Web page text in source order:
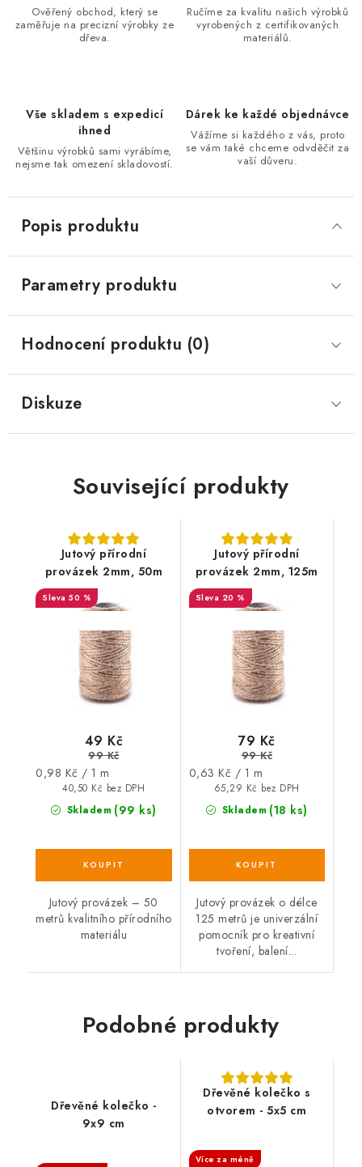
Ověřený obchod, který se
zaměřuje na precizní výrobky ze
dřeva.
Ručíme za kvalitu našich výrobků
vyrobených z certifikovaných
materiálů.
Vše skladem s expedicí
ihned
Většinu výrobků sami vyrábíme,
nejsme tak omezení skladovostí.
Dárek ke každé objednávce
Vážíme si každého z vás, proto
se vám také chceme odvděčit za
vaší důveru.
Popis produktu
Parametry produktu
Hodnocení produktu (0)
Diskuze
Související produkty
Jutový přírodní
provázek 2mm, 50m
50 %
Skladem (99 ks)
40,50 Kč bez DPH
49 Kč
99 Kč
Měrná
0,98 Kč / 1 m
Jutový provázek – 50
metrů kvalitního přírodního
materiálu
Jutový přírodní
provázek 2mm, 125m
20 %
Skladem (18 ks)
65,29 Kč bez DPH
79 Kč
99 Kč
Měrná
0,63 Kč / 1 m
Jutový provázek o délce
125 metrů je univerzální
pomocník pro kreativní
tvoření, balení...
Podobné produkty
Dřevěné kolečko -
9x9 cm
Dřevěné kolečko s
otvorem - 5x5 cm
Více za méně